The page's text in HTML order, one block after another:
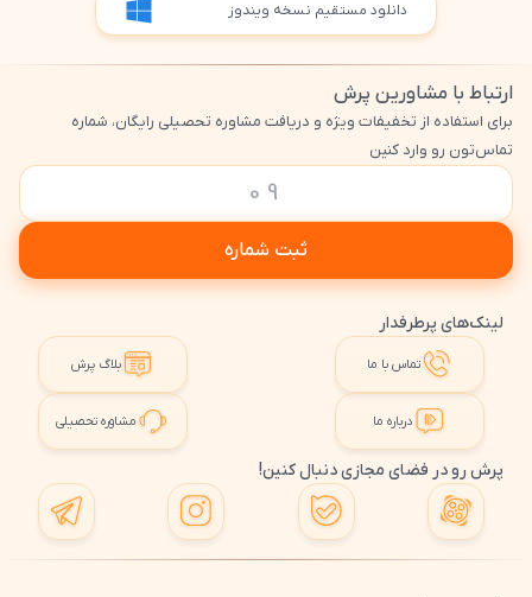
دانلود مستقیم نسخه ویندوز
ارتباط با مشاورین پرش
برای استفاده از تخفیفات ویژه و دریافت مشاوره تحصیلی رایگان، شماره
تماس‌تون رو وارد کنین
ثبت شماره
لینک‌های پرطرفدار
تماس با ما بلاگ پرش
درباره ما مشاوره تحصیلی
پرش رو در فضای مجازی دنبال کنین!